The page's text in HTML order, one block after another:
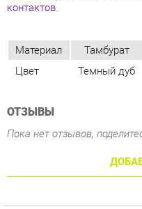
Пока нет отзывов,